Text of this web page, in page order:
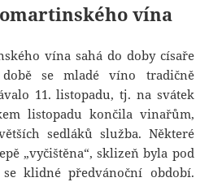
vína
vína sahá do doby císaře
se mladé víno tradičně
11. listopadu, tj. na svátek
listopadu končila vinařům,
sedláků služba. Některé
„vyčištěna“, sklizeň byla pod
klidné předvánoční období.